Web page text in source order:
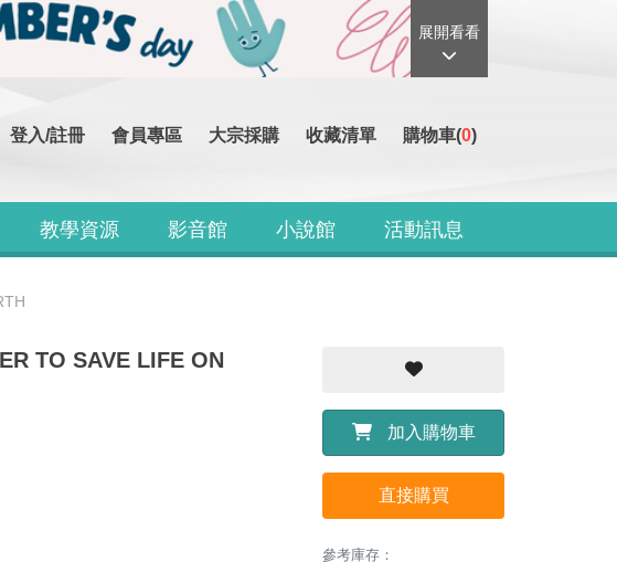
展開看看
登入/註冊 會員專區 大宗採購 收藏清單 購物車(0)
教學資源 影音館 小說館 活動訊息
TO SAVE LIFE ON
加入購物車
直接購買
參考庫存：